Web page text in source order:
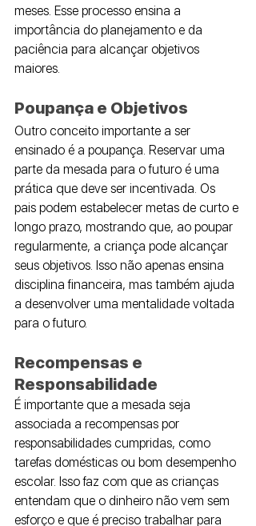
meses. Esse processo ensina a
importância do planejamento e da
paciência para alcançar objetivos
maiores.
Poupança e Objetivos
Outro conceito importante a ser
ensinado é a poupança. Reservar uma
parte da mesada para o futuro é uma
prática que deve ser incentivada. Os
pais podem estabelecer metas de curto e
longo prazo, mostrando que, ao poupar
regularmente, a criança pode alcançar
seus objetivos. Isso não apenas ensina
disciplina financeira, mas também ajuda
a desenvolver uma mentalidade voltada
para o futuro.
Recompensas e
Responsabilidade
É importante que a mesada seja
associada a recompensas por
responsabilidades cumpridas, como
tarefas domésticas ou bom desempenho
escolar. Isso faz com que as crianças
entendam que o dinheiro não vem sem
esforço e que é preciso trabalhar para